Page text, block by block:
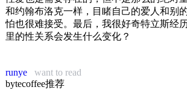
和约翰布洛克一样，目睹自己的爱人和别
怕也很难接受。最后，我很好奇特立斯经
里的性关系会发生什么变化？
runye
want to read
bytecoffee推荐